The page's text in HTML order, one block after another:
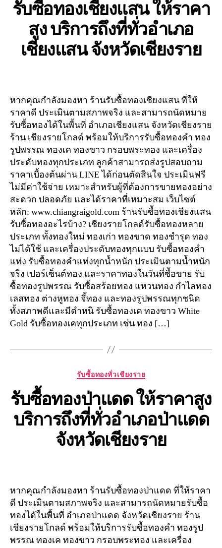
รับซื้อทองเชียงแสน ให้ราคา
สูง บริการถึงที่ทั่วอำเภอ
เชียงแสน จังหวัดเชียงราย
หากคุณกำลังมองหา ร้านรับซื้อทองเชียงแสน ที่ให้
ราคาดี ประเมินตามสภาพจริง และสามารถนัดหมาย
รับซื้อทองได้ในพื้นที่ อำเภอเชียงแสน จังหวัดเชียงราย
ร้าน เชียงรายโกลด์ พร้อมให้บริการรับซื้อทองคำ ทอง
รูปพรรณ ทองเค ทองขาว กรอบพระทอง และเครื่อง
ประดับทองทุกประเภท ลูกค้าสามารถส่งรูปสอบถาม
ราคาเบื้องต้นผ่าน LINE ได้ก่อนตัดสินใจ ประเมินฟรี
ไม่มีค่าใช้จ่าย เหมาะสำหรับผู้ที่ต้องการขายทองอย่าง
สะดวก ปลอดภัย และได้ราคาที่เหมาะสม เว็บไซต์
หลัก: www.chiangraigold.com ร้านรับซื้อทองเชียงแสน
รับซื้อทองอะไรบ้าง? เชียงรายโกลด์รับซื้อทองหลาย
ประเภท ทั้งทองใหม่ ทองเก่า ทองขาด ทองชำรุด ทอง
ไม่ได้ใช้ และเครื่องประดับทองทุกแบบ รับซื้อทองคำ
แท่ง รับซื้อทองคำแท่งทุกน้ำหนัก ประเมินตามน้ำหนัก
จริง เปอร์เซ็นต์ทอง และราคาทองในวันที่ซื้อขาย รับ
ซื้อทองรูปพรรณ รับซื้อสร้อยทอง แหวนทอง กำไลทอง
เลสทอง ต่างหูทอง จี้ทอง และทองรูปพรรณทุกชนิด
ทั้งสภาพดีและมีตำหนิ รับซื้อทองเค ทองขาว White
Gold รับซื้อทองเคทุกประเภท เช่น ทอง […]
Categories
รับซื้อทองทั่วเชียงราย
รับซื้อทองป่าแดด ให้ราคาสูง
บริการถึงที่ทั่วอำเภอป่าแดด
จังหวัดเชียงราย
หากคุณกำลังมองหา ร้านรับซื้อทองป่าแดด ที่ให้ราคา
ดี ประเมินตามสภาพจริง และสามารถนัดหมายรับซื้อ
ทองได้ในพื้นที่ อำเภอป่าแดด จังหวัดเชียงราย ร้าน
เชียงรายโกลด์ พร้อมให้บริการรับซื้อทองคำ ทองรูป
พรรณ ทองเค ทองขาว กรอบพระทอง และเครื่อง